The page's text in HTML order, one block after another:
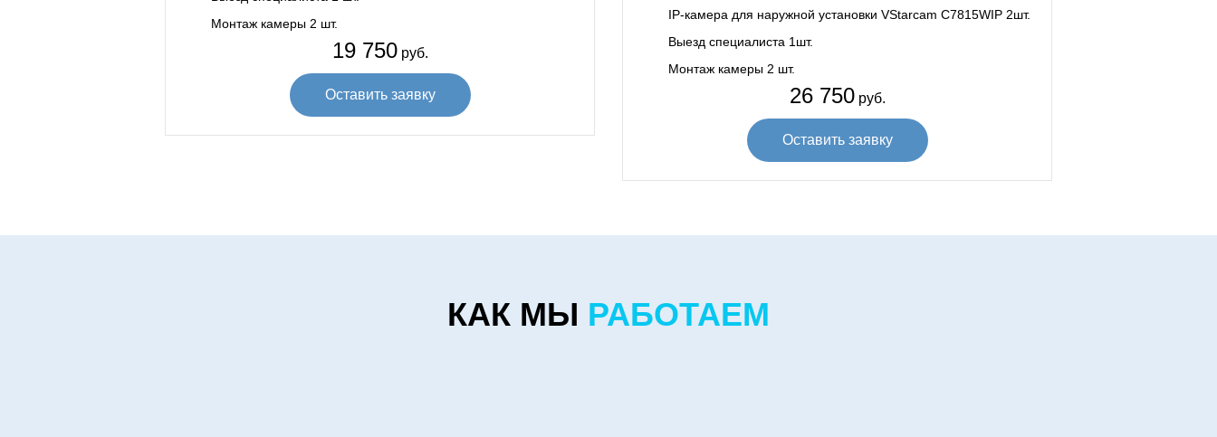
Монтаж камеры 2 шт.
19 750руб.
Оставить заявку
IP-камера для наружной установки VStarcam C7815WIP 2шт.
Выезд специалиста 1шт.
Монтаж камеры 2 шт.
26 750руб.
Оставить заявку
КАК МЫ РАБОТАЕМ